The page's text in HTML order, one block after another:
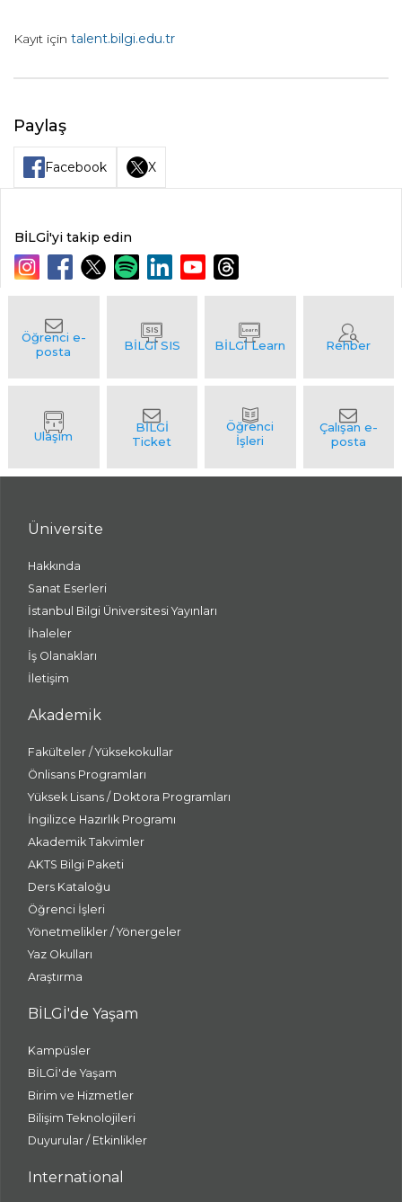
Kayıt için talent.bilgi.edu.tr
Paylaş
Facebook X
BİLGİ'yi takip edin
Üniversite
Hakkında
Sanat Eserleri
İstanbul Bilgi Üniversitesi Yayınları
İhaleler
İş Olanakları
İletişim
Akademik
Fakülteler / Yüksekokullar
Önlisans Programları
Yüksek Lisans / Doktora Programları
İngilizce Hazırlık Programı
Akademik Takvimler
AKTS Bilgi Paketi
Ders Kataloğu
Öğrenci İşleri
Yönetmelikler / Yönergeler
Yaz Okulları
Araştırma
BİLGİ'de Yaşam
Kampüsler
BİLGİ'de Yaşam
Birim ve Hizmetler
Bilişim Teknolojileri
Duyurular / Etkinlikler
International